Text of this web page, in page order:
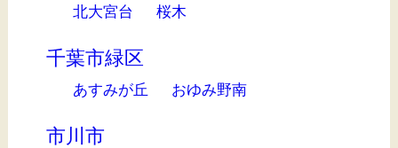
北大宮台 桜木
千葉市緑区
あすみが丘 おゆみ野南
市川市